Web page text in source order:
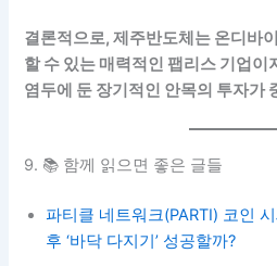
결론적으로, 제주반도체는 온디바
할 수 있는 매력적인 팹리스 기업이
염두에 둔 장기적인 안목의 투자가
9. 📚 함께 읽으면 좋은 글들
파티클 네트워크(PARTI) 코인
후 ‘바닥 다지기’ 성공할까?